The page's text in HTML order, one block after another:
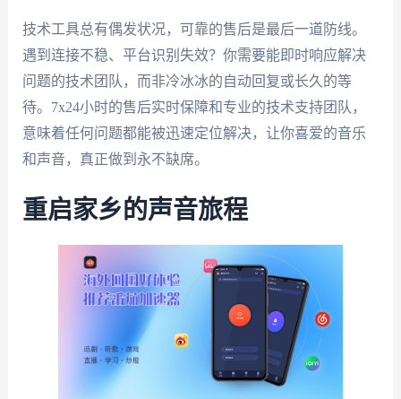
技术工具总有偶发状况，可靠的售后是最后一道防线。
遇到连接不稳、平台识别失效？你需要能即时响应解决
问题的技术团队，而非冷冰冰的自动回复或长久的等
待。7x24小时的售后实时保障和专业的技术支持团队，
意味着任何问题都能被迅速定位解决，让你喜爱的音乐
和声音，真正做到永不缺席。
重启家乡的声音旅程